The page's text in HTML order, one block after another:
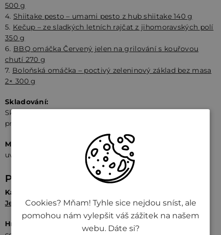
500 g
4. Shiitake pesto – umami pesto z hub shiitake 140 g
5. Kečup – ze sladkých letních rajčat z jihomoravských polí
350 g
6. BBQ omáčka Červený jelen na grilování s kouřovou
chutí 270 g
7. Boloňská omáčka – poctivý zeleninový základ bez masa
2× 300 g
Skladování:
Skladujte dle pokynů uvedených na etiketě jednotlivých
produktů.
Minimální trvanlivost:
Přesné datum trvanlivosti je
uvedeno na etiketě jednotlivých produktů.
Parametry
Kategorie
Jednoduché vaření/Sety na vaření
Hmotnost
Země původu
Cookies? Mňam! Tyhle sice nejdou sníst, ale
pomohou nám vylepšit váš zážitek na našem
webu. Dáte si?